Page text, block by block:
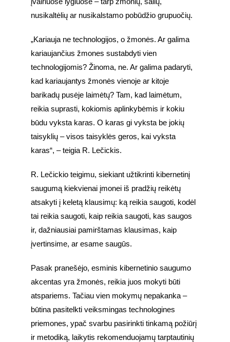
nusikaltėlių ar nusikalstamo pobūdžio grupuočių.
„Kariauja ne technologijos, o žmonės. Ar galima
kariaujančius žmones sustabdyti vien
technologijomis? Žinoma, ne. Ar galima padaryti,
kad kariaujantys žmonės vienoje ar kitoje
barikadų pusėje laimėtų? Tam, kad laimėtum,
reikia suprasti, kokiomis aplinkybėmis ir kokiu
būdu vyksta karas. O karas gi vyksta be jokių
taisyklių – visos taisyklės geros, kai vyksta
karas“, – teigia R. Lečickis.
R. Lečickio teigimu, siekiant užtikrinti kibernetinį
saugumą kiekvienai įmonei iš pradžių reikėtų
atsakyti į keletą klausimų: ką reikia saugoti, kodėl
tai reikia saugoti, kaip reikia saugoti, kas saugos
ir, dažniausiai pamirštamas klausimas, kaip
įvertinsime, ar esame saugūs.
Pasak pranešėjo, esminis kibernetinio saugumo
akcentas yra žmonės, reikia juos mokyti būti
atspariems. Tačiau vien mokymų nepakanka –
būtina pasitelkti veiksmingas technologines
priemones, ypač svarbu pasirinkti tinkamą požiūrį
ir metodiką, laikytis rekomenduojamų tarptautinių